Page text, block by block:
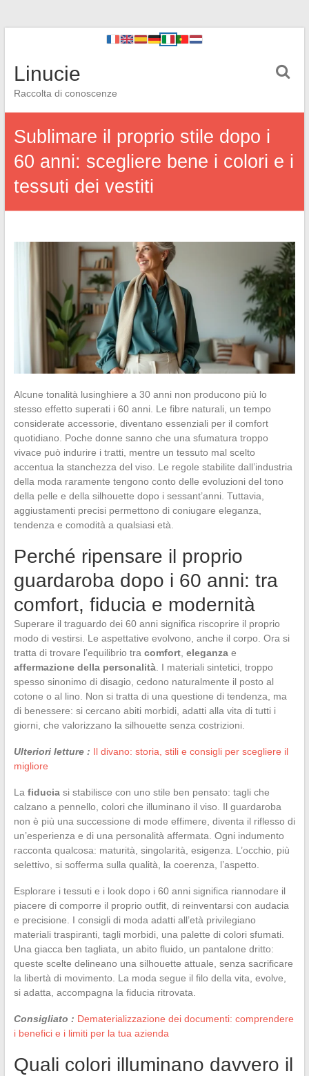
Linucie
Raccolta di conoscenze
Sublimare il proprio stile dopo i
60 anni: scegliere bene i colori e i
tessuti dei vestiti
Alcune tonalità lusinghiere a 30 anni non producono più lo
stesso effetto superati i 60 anni. Le fibre naturali, un tempo
considerate accessorie, diventano essenziali per il comfort
quotidiano. Poche donne sanno che una sfumatura troppo
vivace può indurire i tratti, mentre un tessuto mal scelto
accentua la stanchezza del viso. Le regole stabilite dall’industria
della moda raramente tengono conto delle evoluzioni del tono
della pelle e della silhouette dopo i sessant’anni. Tuttavia,
aggiustamenti precisi permettono di coniugare eleganza,
tendenza e comodità a qualsiasi età.
Perché ripensare il proprio
guardaroba dopo i 60 anni: tra
comfort, fiducia e modernità
Superare il traguardo dei 60 anni significa riscoprire il proprio
modo di vestirsi. Le aspettative evolvono, anche il corpo. Ora si
tratta di trovare l’equilibrio tra comfort, eleganzae
affermazione della personalità. I materiali sintetici, troppo
spesso sinonimo di disagio, cedono naturalmente il posto al
cotone o al lino. Non si tratta di una questione di tendenza, ma
di benessere: si cercano abiti morbidi, adatti alla vita di tutti i
giorni, che valorizzano la silhouette senza costrizioni.
Ulteriori letture : Il divano: storia, stili e consigli per scegliere il
migliore
La fiduciasi stabilisce con uno stile ben pensato: tagli che
calzano a pennello, colori che illuminano il viso. Il guardaroba
non è più una successione di mode effimere, diventa il riflesso di
un’esperienza e di una personalità affermata. Ogni indumento
racconta qualcosa: maturità, singolarità, esigenza. L’occhio, più
selettivo, si sofferma sulla qualità, la coerenza, l’aspetto.
Esplorare i tessuti e i look dopo i 60 anni significa riannodare il
piacere di comporre il proprio outfit, di reinventarsi con audacia
e precisione. I consigli di moda adatti all’età privilegiano
materiali traspiranti, tagli morbidi, una palette di colori sfumati.
Una giacca ben tagliata, un abito fluido, un pantalone dritto:
queste scelte delineano una silhouette attuale, senza sacrificare
la libertà di movimento. La moda segue il filo della vita, evolve,
si adatta, accompagna la fiducia ritrovata.
Consigliato : Dematerializzazione dei documenti: comprendere
i benefici e i limiti per la tua azienda
Quali colori illuminano davvero il